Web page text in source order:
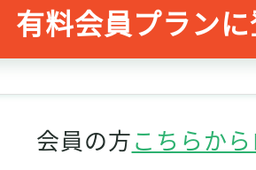
有料会員プラン
会員の方こちらか